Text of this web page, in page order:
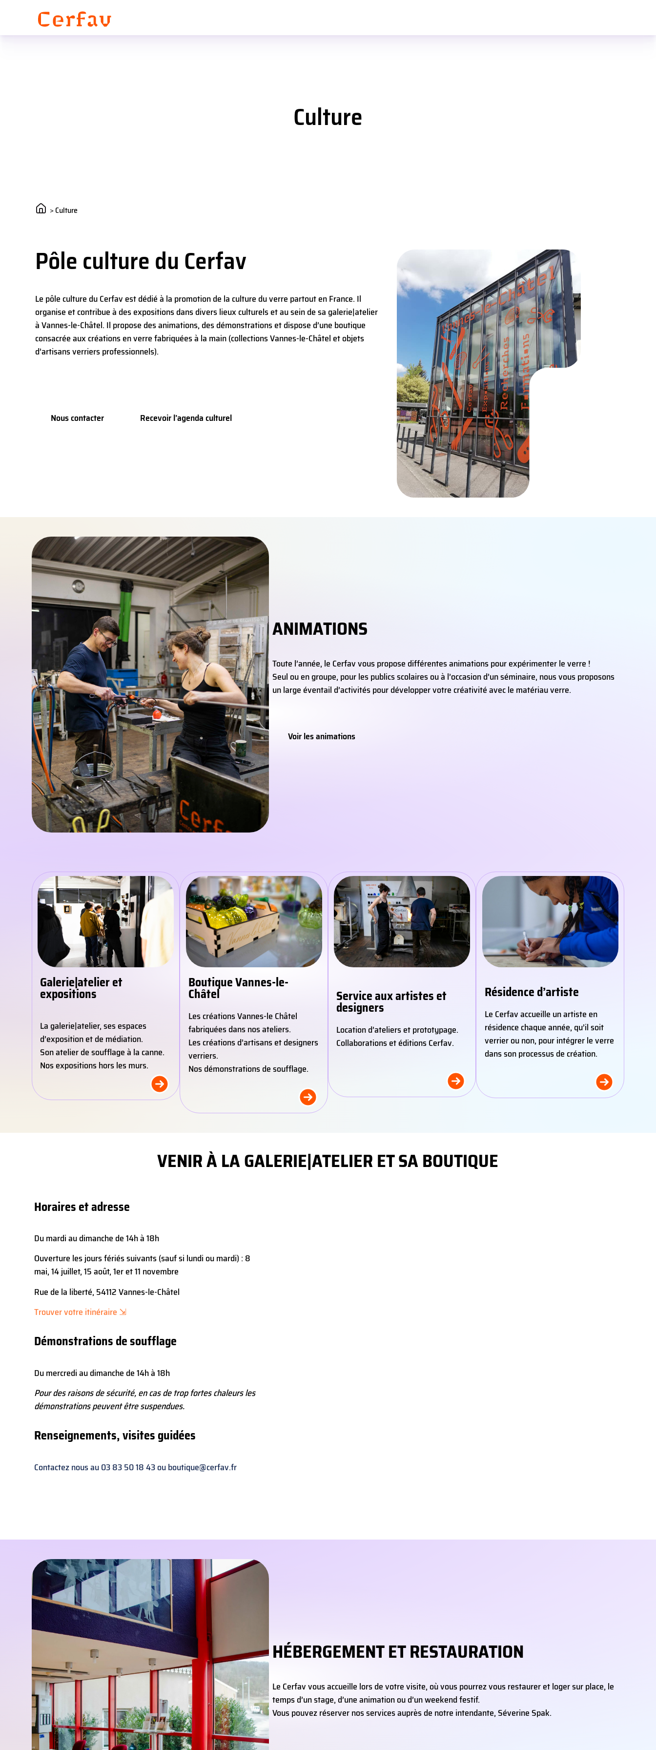
Culture
>Culture
Pôle culture du Cerfav
Le pôle culture du Cerfav est dédié à la promotion de la culture du verre partout en France. Il
organise et contribue à des expositions dans divers lieux culturels et au sein de sa galerie|atelier
à Vannes-le-Châtel. Il propose des animations, des démonstrations et dispose d’une boutique
consacrée aux créations en verre fabriquées à la main (collections Vannes-le-Châtel et objets
d’artisans verriers professionnels).
Nous contacter Recevoir l’agenda culturel
ANIMATIONS
Toute l’année, le Cerfav vous propose différentes animations pour expérimenter le verre !
Seul ou en groupe, pour les publics scolaires ou à l’occasion d’un séminaire, nous vous proposons
un large éventail d’activités pour développer votre créativité avec le matériau verre.
Voir les animations
Galerie|atelier et
expositions
La galerie|atelier, ses espaces
d’exposition et de médiation.
Son atelier de soufflage à la canne.
Nos expositions hors les murs.
Boutique Vannes-le-
Châtel
Les créations Vannes-le Châtel
fabriquées dans nos ateliers.
Les créations d’artisans et designers
verriers.
Nos démonstrations de soufflage.
Service aux artistes et
designers
Location d’ateliers et prototypage.
Collaborations et éditions Cerfav.
Résidence d’artiste
Le Cerfav accueille un artiste en
résidence chaque année, qu’il soit
verrier ou non, pour intégrer le verre
dans son processus de création.
VENIR À LA GALERIE|ATELIER ET SA BOUTIQUE
Horaires et adresse
Du mardi au dimanche de 14h à 18h
Ouverture les jours fériés suivants (sauf si lundi ou mardi) : 8
mai, 14 juillet, 15 août, 1er et 11 novembre
Rue de la liberté, 54112 Vannes-le-Châtel
Trouver votre itinéraire ⇲
Démonstrations de soufflage
Du mercredi au dimanche de 14h à 18h
Pour des raisons de sécurité, en cas de trop fortes chaleurs les
démonstrations peuvent être suspendues.
Renseignements, visites guidées
Contactez nous au03 83 50 18 43ouboutique@cerfav.fr
HÉBERGEMENT ET RESTAURATION
Le Cerfav vous accueille lors de votre visite, où vous pourrez vous restaurer et loger sur place, le
temps d’un stage, d’une animation ou d’un weekend festif.
Vous pouvez réserver nos services auprès de notre intendante, Séverine Spak.